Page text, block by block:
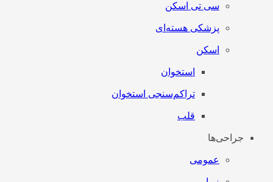
سی تی اسکن
پزشکی هسته‌ای
اسکن
استخوان
تراکم‌سنجی استخوان
قلب
جراحی‌ها
عمومی